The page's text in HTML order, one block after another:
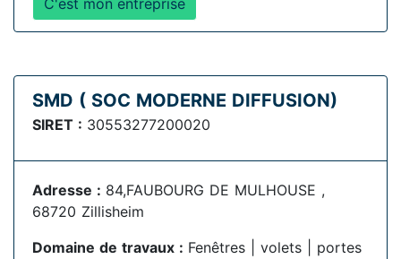
C'est mon entreprise
SMD ( SOC MODERNE DIFFUSION)
SIRET : 30553277200020
Adresse : 84,FAUBOURG DE MULHOUSE ,
68720 Zillisheim
Domaine de travaux : Fenêtres | volets | portes